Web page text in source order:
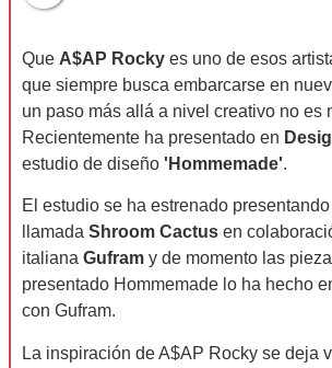
Que A$AP Rocky es uno de esos
que siempre busca embarcarse en
un paso más allá a nivel creativo no es
Recientemente ha presentado en
estudio de diseño 'Hommemade'.
El estudio se ha estrenado
llamada Shroom Cactus en
italiana Gufram y de momento las
presentado Hommemade lo ha hecho
con Gufram.
La inspiración de A$AP Rocky se deja